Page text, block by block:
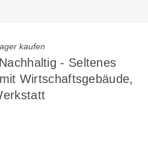
kaufen
- Seltenes
Wirtschaftsgebäude,